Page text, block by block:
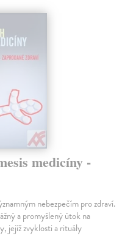
medicíny -
nebezpečím pro zdraví.
a promyšlený útok na
jejíž zvyklosti a rituály